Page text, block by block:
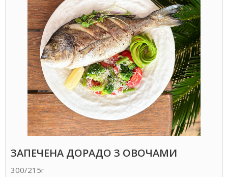
ЗАПЕЧЕНА ДОРАДО З ОВОЧАМИ
300/215г